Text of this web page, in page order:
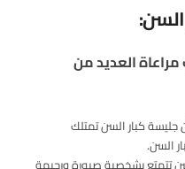
مراعاة العديد من
جليسة كبار السن تمتلك
تتمتع بشخصية صبورة ورحيمة